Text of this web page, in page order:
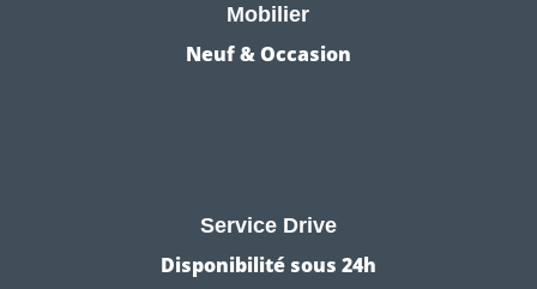
Mobilier
Neuf & Occasion
Service Drive
Disponibilité sous 24h